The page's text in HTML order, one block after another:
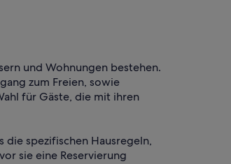
und Wohnungen bestehen.
zum Freien, sowie
für Gäste, die mit ihren
spezifischen Hausregeln,
sie eine Reservierung